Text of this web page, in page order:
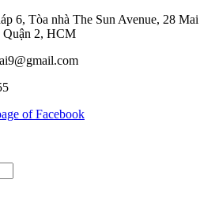
6, Tòa nhà The Sun Avenue, 28 Mai
Quận 2, HCM